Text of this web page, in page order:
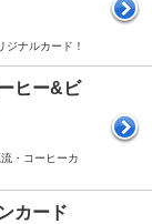
ナルカード！
ヒー&ビ
・コーヒーカ
カード